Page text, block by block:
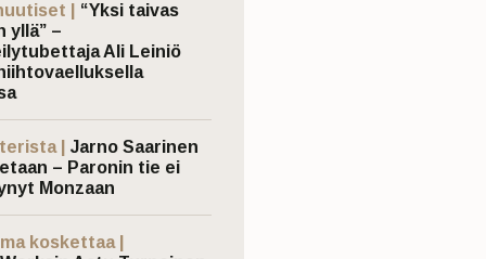
|
“Yksi taivas
yllä” –
Ali Leiniö
|
Jarno Saarinen
– Paronin tie ei
Monzaan
koskettaa |